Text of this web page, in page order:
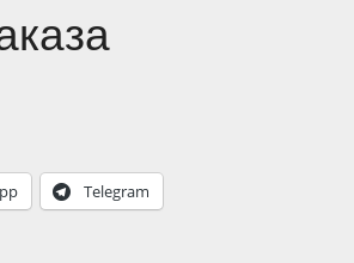
Telegram